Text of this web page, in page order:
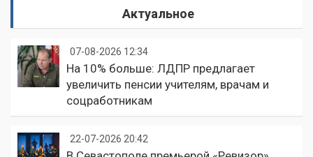
Актуальное
07-08-2026 12:34
На 10% больше: ЛДПР предлагает
увеличить пенсии учителям, врачам и
соцработникам
22-07-2026 20:42